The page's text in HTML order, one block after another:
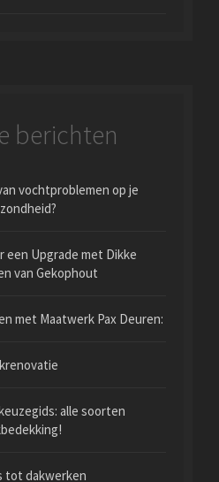
berichten
vochtproblemen op je
een Upgrade met Dikke
van Gekophout
met Maatwerk Pax Deuren:
alle soorten
tot dakwerken